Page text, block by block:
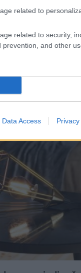
related to
related to security,
and other
Data Access